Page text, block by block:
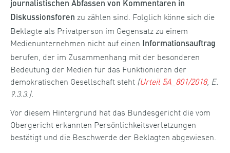
journalistischen Abfassen von Kommentaren in
Diskussionsforen zu zählen sind. Folglich könne sich die
Beklagte als Privatperson im Gegensatz zu einem
Medienunternehmen nicht auf einen
Informationsauftrag
berufen, der im Zusammenhang mit der besonderen
Bedeutung der Medien für das Funktionieren der
demokratischen Gesellschaft steht (Urteil 5A_801/2018, E.
9.3.3.).
Vor diesem Hintergrund hat das Bundesgericht die vom
Obergericht erkannten Persönlichkeitsverletzungen
bestätigt und die Beschwerde der Beklagten abgewiesen.